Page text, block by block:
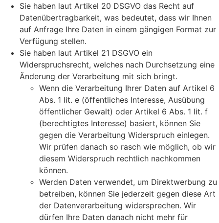
Sie haben laut Artikel 20 DSGVO das Recht auf
Datenübertragbarkeit, was bedeutet, dass wir Ihnen
auf Anfrage Ihre Daten in einem gängigen Format zur
Verfügung stellen.
Sie haben laut Artikel 21 DSGVO ein
Widerspruchsrecht, welches nach Durchsetzung eine
Änderung der Verarbeitung mit sich bringt.
Wenn die Verarbeitung Ihrer Daten auf Artikel 6
Abs. 1 lit. e (öffentliches Interesse, Ausübung
öffentlicher Gewalt) oder Artikel 6 Abs. 1 lit. f
(berechtigtes Interesse) basiert, können Sie
gegen die Verarbeitung Widerspruch einlegen.
Wir prüfen danach so rasch wie möglich, ob wir
diesem Widerspruch rechtlich nachkommen
können.
Werden Daten verwendet, um Direktwerbung zu
betreiben, können Sie jederzeit gegen diese Art
der Datenverarbeitung widersprechen. Wir
dürfen Ihre Daten danach nicht mehr für